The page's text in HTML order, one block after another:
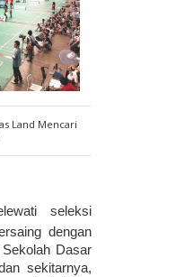
Land Mencari
seleksi
dengan
Dasar
sekitarnya,